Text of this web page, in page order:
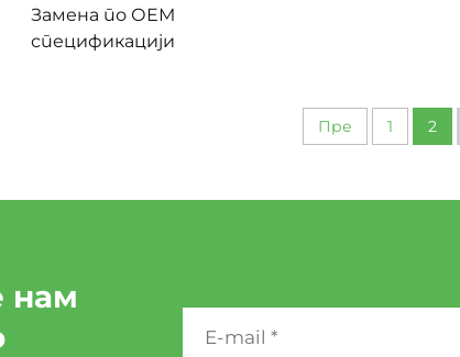
Замена по ОЕМ
спецификацији
Пре 1 2
нам